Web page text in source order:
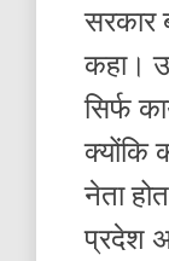
सरकार
कहा।
सिर्फ
क्योंकि
नेता
प्रदेश